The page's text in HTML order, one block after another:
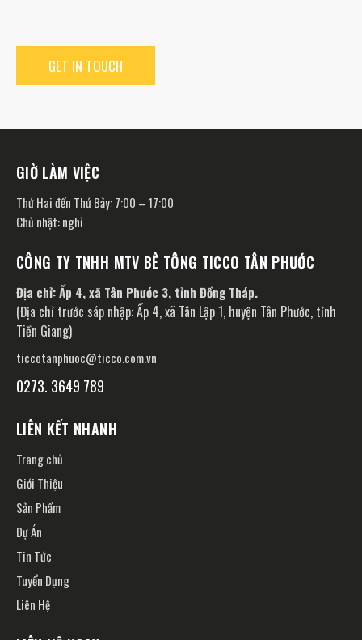
GIỜ LÀM VIỆC
Thứ Hai đến Thứ Bảy: 7:00 – 17:00
Chủ nhật: nghỉ
CÔNG TY TNHH MTV BÊ TÔNG TICCO TÂN PHƯỚC
Địa chỉ: Ấp 4, xã Tân Phước 3, tỉnh Đồng Tháp.
(Địa chỉ trước sáp nhập: Ấp 4, xã Tân Lập 1, huyện Tân Phước, tỉnh
Tiền Giang)
ticcotanphuoc@ticco.com.vn
0273. 3649 789
LIÊN KẾT NHANH
Trang chủ
Giới Thiệu
Sản Phẩm
Dự Án
Tin Tức
Tuyển Dụng
Liên Hệ